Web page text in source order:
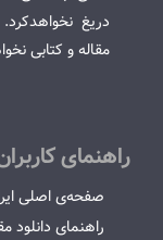
دریغ
مقاله و کتابی
راهنمای
صفحه‌ی اصلی
راهنمای دانلود